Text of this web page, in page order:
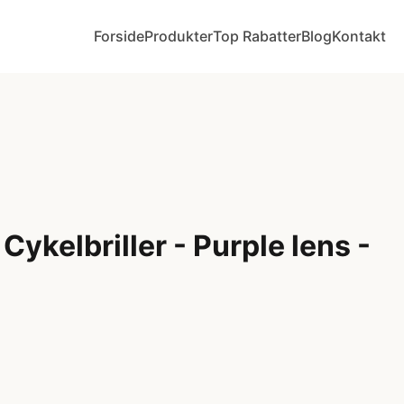
ForsideProdukterTop RabatterBlogKontakt
- Purple lens -